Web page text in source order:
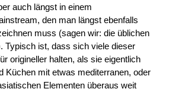
auch längst in einem
den man längst ebenfalls
muss (sagen wir: die üblichen
Typisch ist, dass sich viele dieser
origineller halten, als sie eigentlich
Küchen mit etwas mediterranen, oder
Elementen überaus weit